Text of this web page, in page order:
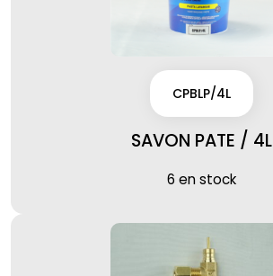
CPBLP/4L
SAVON PATE / 4L
6 en stock